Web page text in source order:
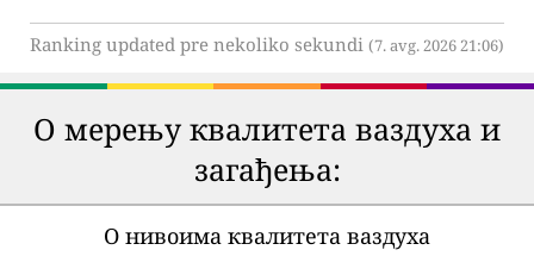
Ranking updated pre nekoliko sekundi (7. avg. 2026 21:06)
О мерењу квалитета ваздуха и
загађења:
О нивоима квалитета ваздуха